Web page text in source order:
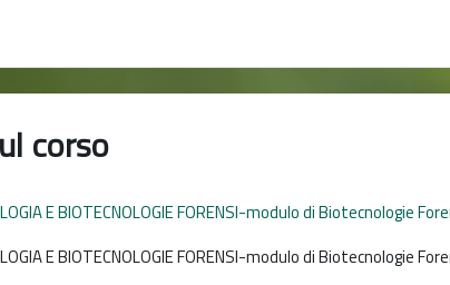
corso
E BIOTECNOLOGIE FORENSI-modulo di Biotecnologie
E BIOTECNOLOGIE FORENSI-modulo di Biotecnologie